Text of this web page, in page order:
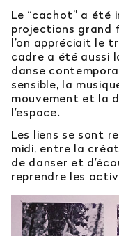
Le “cachot” a été
projections grand
l’on appréciait le
cadre a été aussi
danse
sensible, la
mouvement et la
l’espace.
Les liens se sont
midi, entre la
de danser et
reprendre les